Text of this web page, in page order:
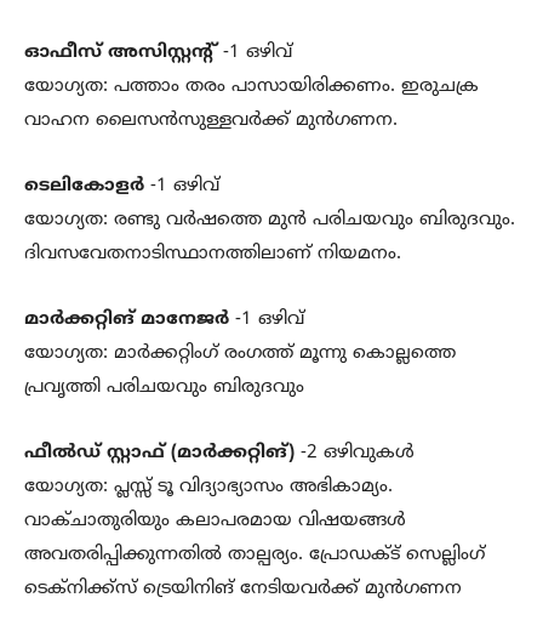
ഓഫീസ് അസിസ്റ്റന്റ്-1 ഒഴിവ്
യോഗ്യത: പത്താം തരം പാസായിരിക്കണം. ഇരുചക്ര
വാഹന ലൈസന്‍സുള്ളവര്‍ക്ക് മുന്‍ഗണന.
ടെലികോളര്‍ -1 ഒഴിവ്
യോഗ്യത: രണ്ടു വര്‍ഷത്തെ മുന്‍ പരിചയവും ബിരുദവും.
ദിവസവേതനാടിസ്ഥാനത്തിലാണ് നിയമനം.
മാര്‍ക്കറ്റിങ് മാനേജര്‍ -1 ഒഴിവ്
യോഗ്യത: മാര്‍ക്കറ്റിംഗ് രംഗത്ത് മൂന്നു കൊല്ലത്തെ
പ്രവൃത്തി പരിചയവും ബിരുദവും
ഫീല്‍ഡ് സ്റ്റാഫ് (മാര്‍ക്കറ്റിങ്) -2 ഒഴിവുകള്‍
യോഗ്യത: പ്ലസ്സ് ടൂ വിദ്യാഭ്യാസം അഭികാമ്യം.
വാക്ചാതുരിയും കലാപരമായ വിഷയങ്ങള്‍
അവതരിപ്പിക്കുന്നതില്‍ താല്പര്യം. പ്രോഡക്ട് സെല്ലിംഗ്
ടെക്‌നിക്ക്‌സ് ട്രെയിനിങ് നേടിയവര്‍ക്ക് മുന്‍ഗണന